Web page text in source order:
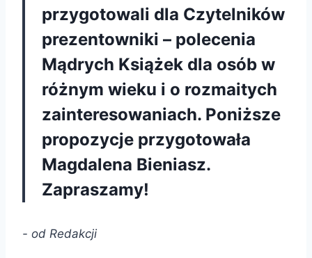
przygotowali dla Czytelników
prezentowniki – polecenia
Mądrych Książek dla osób w
różnym wieku i o rozmaitych
zainteresowaniach. Poniższe
propozycje przygotowała
Magdalena Bieniasz.
Zapraszamy!
- od Redakcji